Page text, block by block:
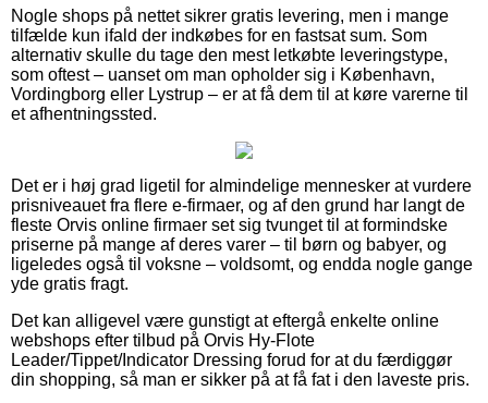
Nogle shops på nettet sikrer gratis levering, men i mange
tilfælde kun ifald der indkøbes for en fastsat sum. Som
alternativ skulle du tage den mest letkøbte leveringstype,
som oftest – uanset om man opholder sig i København,
Vordingborg eller Lystrup – er at få dem til at køre varerne til
et afhentningssted.
Det er i høj grad ligetil for almindelige mennesker at vurdere
prisniveauet fra flere e-firmaer, og af den grund har langt de
fleste Orvis online firmaer set sig tvunget til at formindske
priserne på mange af deres varer – til børn og babyer, og
ligeledes også til voksne – voldsomt, og endda nogle gange
yde gratis fragt.
Det kan alligevel være gunstigt at eftergå enkelte online
webshops efter tilbud på Orvis Hy-Flote
Leader/Tippet/Indicator Dressing forud for at du færdiggør
din shopping, så man er sikker på at få fat i den laveste pris.